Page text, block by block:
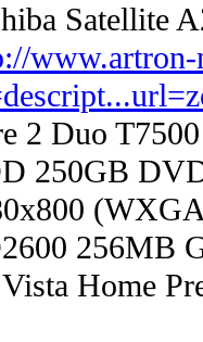
Satellite
www.artron-
2 Duo
250GB
256MB
Home